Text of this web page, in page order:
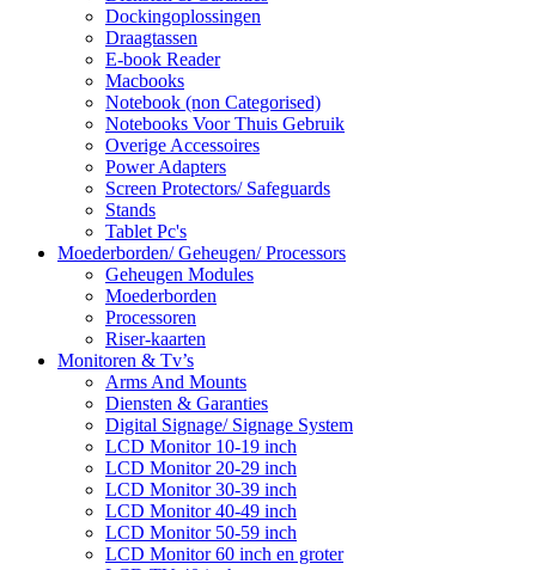
Dockingoplossingen
Draagtassen
E-book Reader
Macbooks
Notebook (non Categorised)
Notebooks Voor Thuis Gebruik
Overige Accessoires
Power Adapters
Screen Protectors/ Safeguards
Stands
Tablet Pc's
Moederborden/ Geheugen/ Processors
Geheugen Modules
Moederborden
Processoren
Riser-kaarten
Monitoren & Tv’s
Arms And Mounts
Diensten & Garanties
Digital Signage/ Signage System
LCD Monitor 10-19 inch
LCD Monitor 20-29 inch
LCD Monitor 30-39 inch
LCD Monitor 40-49 inch
LCD Monitor 50-59 inch
LCD Monitor 60 inch en groter